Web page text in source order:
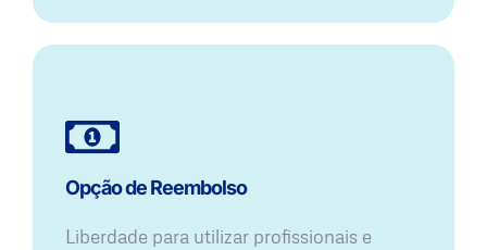
Opção de Reembolso
Liberdade para utilizar profissionais e